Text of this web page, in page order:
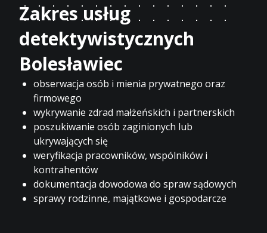
Zakres usług
detektywistycznych
Bolesławiec
obserwacja osób i mienia prywatnego oraz
firmowego
wykrywanie zdrad małżeńskich i partnerskich
poszukiwanie osób zaginionych lub
ukrywających się
weryfikacja pracowników, wspólników i
kontrahentów
dokumentacja dowodowa do spraw sądowych
sprawy rodzinne, majątkowe i gospodarcze